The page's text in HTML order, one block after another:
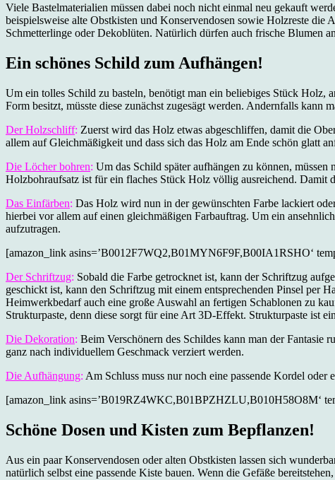
Viele Bastelmaterialien müssen dabei noch nicht einmal neu gekauft
beispielsweise alte Obstkisten und Konservendosen sowie Holzreste die
Schmetterlinge oder Dekoblüten. Natürlich dürfen auch frische Blumen
Ein schönes Schild zum Aufhängen!
Um ein tolles Schild zu basteln, benötigt man ein beliebiges Stück Holz,
Form besitzt, müsste diese zunächst zugesägt werden. Andernfalls kann
Der Holzschliff: Zuerst wird das Holz etwas abgeschliffen, damit die
allem auf Gleichmäßigkeit und dass sich das Holz am Ende schön glatt
Die Löcher bohren: Um das Schild später aufhängen zu können,
Holzbohraufsatz ist für ein flaches Stück Holz völlig ausreichend. Damit
Das Einfärben: Das Holz wird nun in der gewünschten Farbe lackiert
hierbei vor allem auf einen gleichmäßigen Farbauftrag. Um ein
aufzutragen.
[amazon_link asins=’B0012F7WQ2,B01MYN6F9F,B00IA1RSHO‘
Der Schriftzug: Sobald die Farbe getrocknet ist, kann der Schriftzug
geschickt ist, kann den Schriftzug mit einem entsprechenden Pinsel per
Heimwerkbedarf auch eine große Auswahl an fertigen Schablonen zu
Strukturpaste, denn diese sorgt für eine Art 3D-Effekt. Strukturpaste ist
Die Dekoration: Beim Verschönern des Schildes kann man der Fantasie
ganz nach individuellem Geschmack verziert werden.
Die Aufhängung: Am Schluss muss nur noch eine passende Kordel
[amazon_link asins=’B019RZ4WKC,B01BPZHZLU,B010H58O8M‘
Schöne Dosen und Kisten zum Bepflanzen!
Aus ein paar Konservendosen oder alten Obstkisten lassen sich
natürlich selbst eine passende Kiste bauen. Wenn die Gefäße